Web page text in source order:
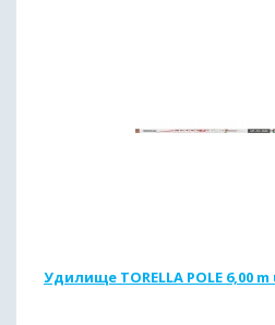
Удилище TORELLA POLE 6,00